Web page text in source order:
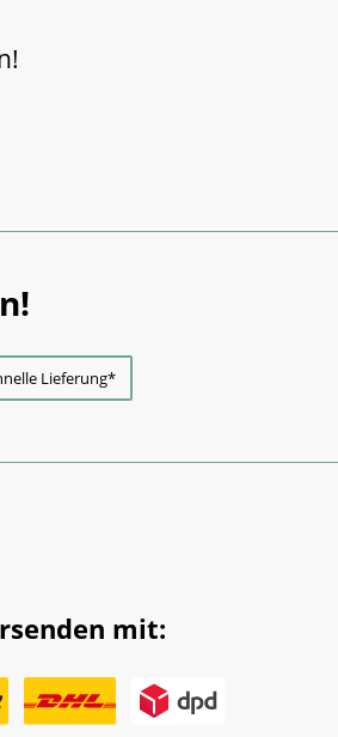
Lieferung*
mit: